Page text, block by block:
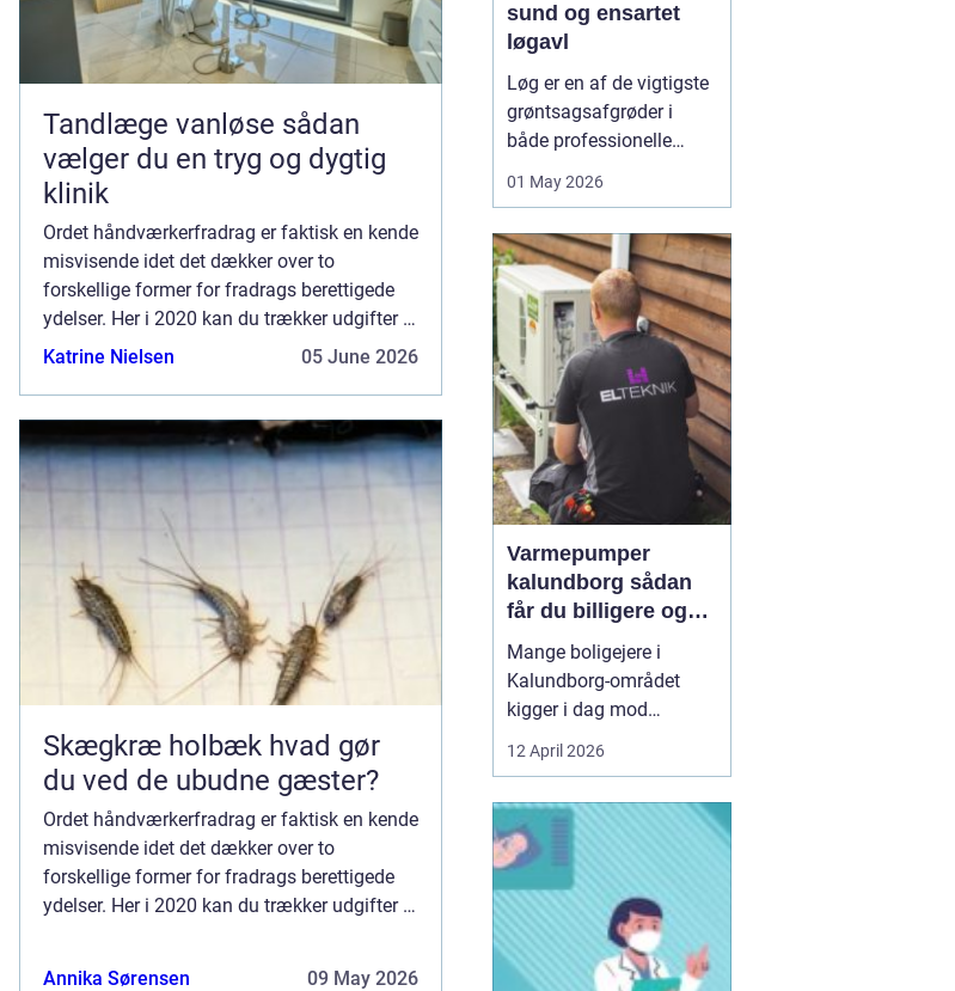
Tandlæge vanløse sådan
vælger du en tryg og dygtig
klinik
Ordet håndværkerfradrag er faktisk en kende
misvisende idet det dækker over to
forskellige former for fradrags berettigede
ydelser. Her i 2020 kan du trækker udgifter til
aflønning af håndværkere eller servi...
Katrine Nielsen 05 June 2026
Skægkræ holbæk hvad gør
du ved de ubudne gæster?
Ordet håndværkerfradrag er faktisk en kende
misvisende idet det dækker over to
forskellige former for fradrags berettigede
ydelser. Her i 2020 kan du trækker udgifter til
Annika Sørensen
09 May 2026
sund og ensartet
løgavl
Løg er en af de vigtigste
grøntsagsafgrøder i
både professionelle
landbrugsproduktioner.
starter med kvaliteten af
Løgfrø, og små forskelle
i frøets sundhed,
sortsege...
01 May 2026
Varmepumper
kalundborg sådan
får du billigere og
mere bæredygtig
varme
Mange boligejere i
Kalundborg-området
kigger i dag mod
varmepumper som en
vej til lavere
behageligt indeklima.
Priserne på energi
svinger, kravene til CO2-
reduktion stiger, og
gamle elradiatorer, olie-
og pillefyr bliver både ...
12 April 2026